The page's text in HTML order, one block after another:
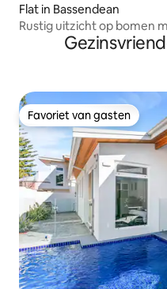
Flat in Bassendean
Rustig uitzicht op bomen
Favoriet van gasten
Favoriet van gasten